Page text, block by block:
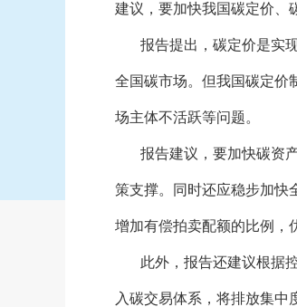
建议，要加快我国碳定价、
报告提出，碳定价是实
全国碳市场。但我国碳定价
场主体不活跃等问题。
报告建议，要加快碳资
策支撑。同时还应稳步加快
增加有偿拍卖配额的比例，
此外，报告还建议根据
入碳交易体系，将排放集